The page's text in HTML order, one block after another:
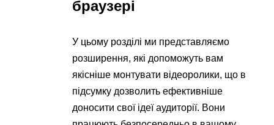
браузері
У цьому розділі ми представляємо
розширення, які допоможуть вам
якісніше монтувати відеоролики, що в
підсумку дозволить ефективніше
доносити свої ідеї аудиторії. Вони